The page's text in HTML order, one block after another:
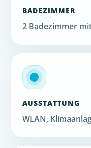
BADEZIMMER
2 Badezimmer
AUSSTATTUNG
WLAN,